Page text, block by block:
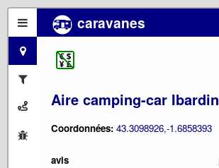
caravanes
Aire camping-car Ibardin
Coordonnées: 43.3098926,-1.6858393
avis